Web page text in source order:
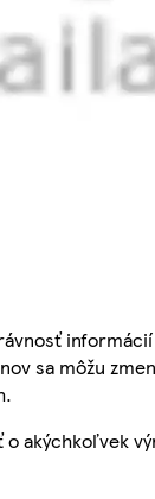
sa môžu
akýchkoľvek